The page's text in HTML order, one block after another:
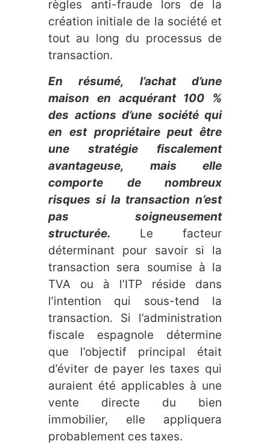
règles anti-fraude lors de la
création initiale de la société et
tout au long du processus de
transaction.
En résumé, l’achat d’une
maison en acquérant 100 %
des actions d’une société qui
en est propriétaire peut être
une stratégie fiscalement
avantageuse, mais elle
comporte de nombreux
risques si la transaction n’est
pas soigneusement
structurée. Le facteur
déterminant pour savoir si la
transaction sera soumise à la
TVA ou à l’ITP réside dans
l’intention qui sous-tend la
transaction. Si l’administration
fiscale espagnole détermine
que l’objectif principal était
d’éviter de payer les taxes qui
auraient été applicables à une
vente directe du bien
immobilier, elle appliquera
probablement ces taxes.